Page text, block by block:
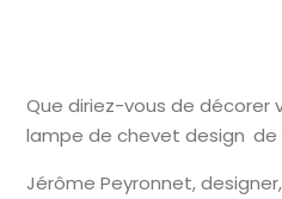
Que diriez-vous de décorer
lampe de chevet design de
Jérôme Peyronnet,